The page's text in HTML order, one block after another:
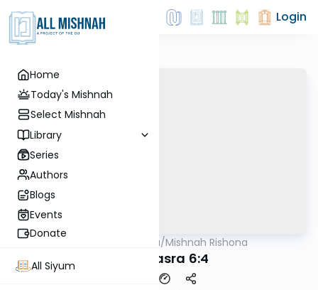
Home
Today's Mishnah
Select Mishnah
Library
Series
Authors
Blogs
Events
Donate
All Siyum
Login
AllMishna/Mishnah Rishona
Bava Basra 6:4